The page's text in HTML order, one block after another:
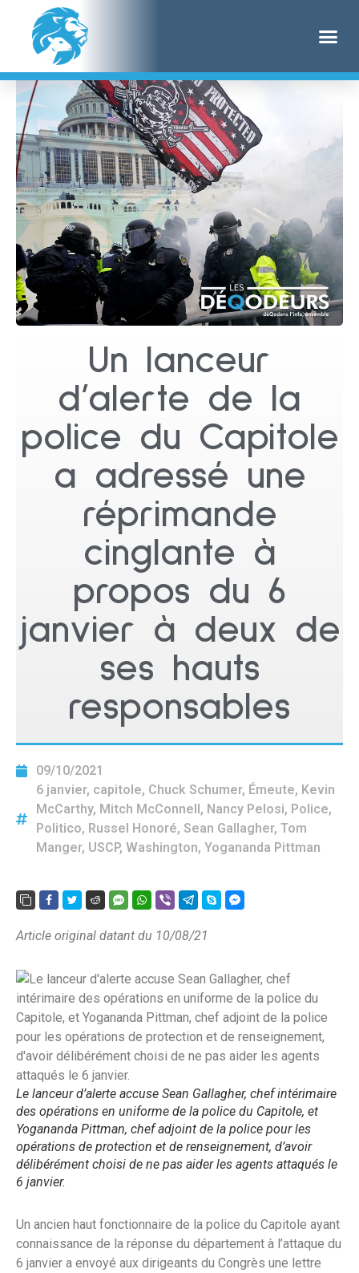
Un lanceur
d’alerte de la
police du Capitole
a adressé une
réprimande
cinglante à
propos du 6
janvier à deux de
ses hauts
responsables
09/10/2021
6 janvier, capitole, Chuck Schumer, Émeute, Kevin
McCarthy, Mitch McConnell, Nancy Pelosi, Police,
Politico, Russel Honoré, Sean Gallagher, Tom
Manger, USCP, Washington, Yogananda Pittman
Article original datant du 10/08/21
Le lanceur d’alerte accuse Sean Gallagher, chef intérimaire
des opérations en uniforme de la police du Capitole, et
Yogananda Pittman, chef adjoint de la police pour les
opérations de protection et de renseignement, d’avoir
délibérément choisi de ne pas aider les agents attaqués le
6 janvier.
Un ancien haut fonctionnaire de la police du Capitole ayant
connaissance de la réponse du département à l’attaque du
6 janvier a envoyé aux dirigeants du Congrès une lettre